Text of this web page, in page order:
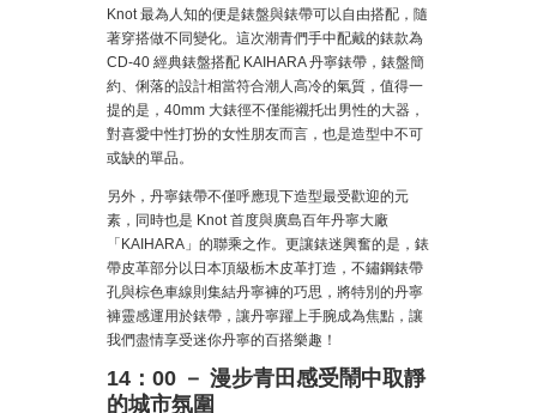
Knot 最為人知的便是錶盤與錶帶可以自由搭配，隨
著穿搭做不同變化。這次潮青們手中配戴的錶款為
CD-40 經典錶盤搭配 KAIHARA 丹寧錶帶，錶盤簡
約、俐落的設計相當符合潮人高冷的氣質，值得一
提的是，40mm 大錶徑不僅能襯托出男性的大器，
對喜愛中性打扮的女性朋友而言，也是造型中不可
或缺的單品。
另外，丹寧錶帶不僅呼應現下造型最受歡迎的元
素，同時也是 Knot 首度與廣島百年丹寧大廠
「KAIHARA」的聯乘之作。更讓錶迷興奮的是，錶
帶皮革部分以日本頂級栃木皮革打造，不鏽鋼錶帶
孔與棕色車線則集結丹寧褲的巧思，將特別的丹寧
褲靈感運用於錶帶，讓丹寧躍上手腕成為焦點，讓
我們盡情享受迷你丹寧的百搭樂趣！
14：00 － 漫步青田感受鬧中取靜
的城市氛圍